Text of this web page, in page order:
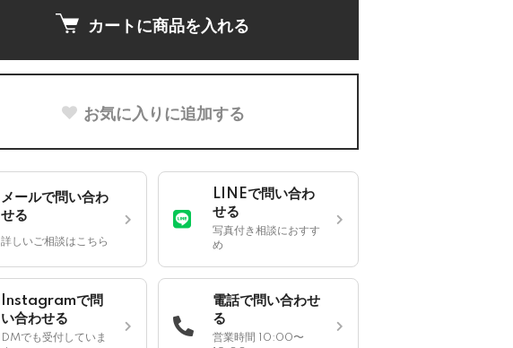
カートに商品を入れる
お気に入りに追加する
メールで問い合わ
せる
詳しいご相談はこちら
LINEで問い合わ
せる
写真付き相談におすす
め
Instagramで問
い合わせる
DMでも受付していま
電話で問い合わせ
る
営業時間 10:00〜